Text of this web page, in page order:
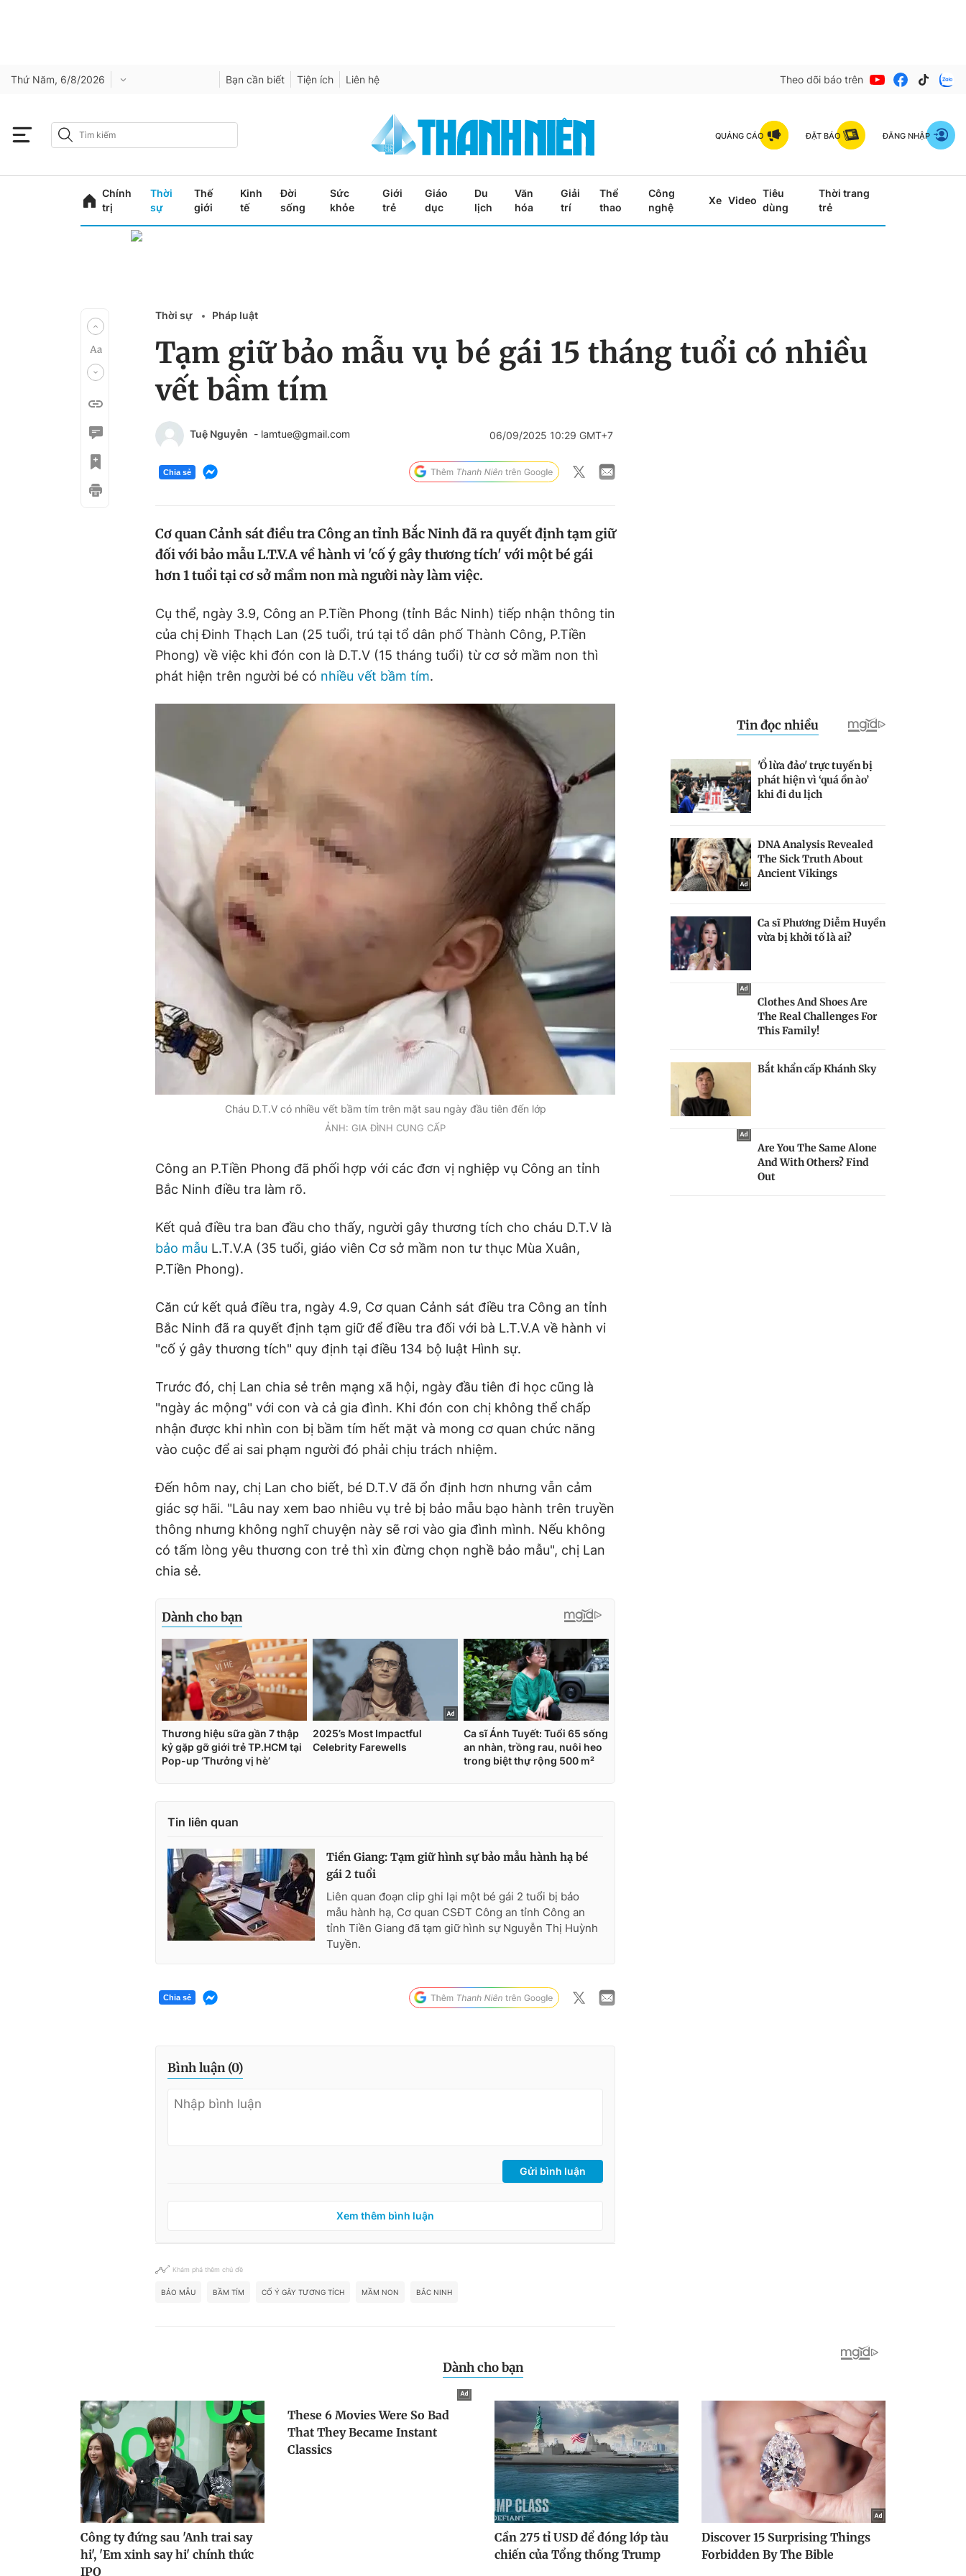
Thứ Năm, 6/8/2026 Bạn cần biết Tiện ích Liên hệ Theo dõi báo trên
QUẢNG CÁO ĐẶT BÁO ĐĂNG NHẬP
Chính
trị
Thời
sự
Thế
giới
Kinh
tế
Đời
sống
Sức
khỏe
Giới
trẻ
Giáo
dục
Du
lịch
Văn
hóa
Giải
trí
Thể
thao
Công
nghệ
Xe Video
Tiêu
dùng
Thời trang
trẻ
Thời sự Pháp luật
Tạm giữ bảo mẫu vụ bé gái 15 tháng tuổi có nhiều
vết bầm tím
Tuệ Nguyễn - lamtue@gmail.com 06/09/2025 10:29 GMT+7
Chia sẻ
Cơ quan Cảnh sát điều tra Công an tỉnh Bắc Ninh đã ra quyết định tạm giữ
đối với bảo mẫu L.T.V.A về hành vi 'cố ý gây thương tích' với một bé gái
hơn 1 tuổi tại cơ sở mầm non mà người này làm việc.
Cụ thể, ngày 3.9, Công an P.Tiền Phong (tỉnh Bắc Ninh) tiếp nhận thông tin
của chị Đinh Thạch Lan (25 tuổi, trú tại tổ dân phố Thành Công, P.Tiền
Phong) về việc khi đón con là D.T.V (15 tháng tuổi) từ cơ sở mầm non thì
phát hiện trên người bé có nhiều vết bầm tím.
Cháu D.T.V có nhiều vết bầm tím trên mặt sau ngày đầu tiên đến lớp
ẢNH: GIA ĐÌNH CUNG CẤP
Công an P.Tiền Phong đã phối hợp với các đơn vị nghiệp vụ Công an tỉnh
Bắc Ninh điều tra làm rõ.
Kết quả điều tra ban đầu cho thấy, người gây thương tích cho cháu D.T.V là
bảo mẫu L.T.V.A (35 tuổi, giáo viên Cơ sở mầm non tư thục Mùa Xuân,
P.Tiền Phong).
Căn cứ kết quả điều tra, ngày 4.9, Cơ quan Cảnh sát điều tra Công an tỉnh
Bắc Ninh đã ra quyết định tạm giữ để điều tra đối với bà L.T.V.A về hành vi
"cố ý gây thương tích" quy định tại điều 134 bộ luật Hình sự.
Trước đó, chị Lan chia sẻ trên mạng xã hội, ngày đầu tiên đi học cũng là
"ngày ác mộng" với con và cả gia đình. Khi đón con chị không thể chấp
nhận được khi nhìn con bị bầm tím hết mặt và mong cơ quan chức năng
vào cuộc để ai sai phạm người đó phải chịu trách nhiệm.
Đến hôm nay, chị Lan cho biết, bé D.T.V đã ổn định hơn nhưng vẫn cảm
giác sợ hãi. "Lâu nay xem bao nhiêu vụ trẻ bị bảo mẫu bạo hành trên truyền
thông nhưng không nghĩ chuyện này sẽ rơi vào gia đình mình. Nếu không
có tấm lòng yêu thương con trẻ thì xin đừng chọn nghề bảo mẫu", chị Lan
chia sẻ.
Tin liên quan
Tiền Giang: Tạm giữ hình sự bảo mẫu hành hạ bé
gái 2 tuổi
Liên quan đoạn clip ghi lại một bé gái 2 tuổi bị bảo
mẫu hành hạ, Cơ quan CSĐT Công an tỉnh Công an
tỉnh Tiền Giang đã tạm giữ hình sự Nguyễn Thị Huỳnh
Tuyền.
Chia sẻ
Bình luận (0)
Gửi bình luận
Xem thêm bình luận
Khám phá thêm chủ đề
BẢO MẪU BẦM TÍM CỐ Ý GÂY TƯƠNG TÍCH MẦM NON BẮC NINH